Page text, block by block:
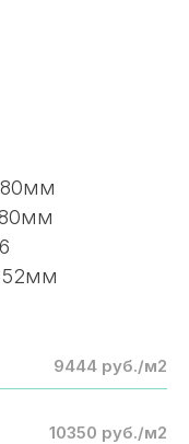
52мм
9444 руб./м2
10350 руб./м2